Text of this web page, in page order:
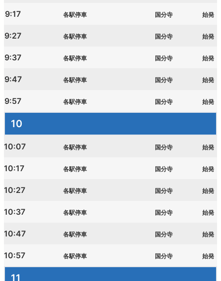
9:17 各駅停車 国分寺 始発
9:27 各駅停車 国分寺 始発
9:37 各駅停車 国分寺 始発
9:47 各駅停車 国分寺 始発
9:57 各駅停車 国分寺 始発
10
10:07 各駅停車 国分寺 始発
10:17 各駅停車 国分寺 始発
10:27 各駅停車 国分寺 始発
10:37 各駅停車 国分寺 始発
10:47 各駅停車 国分寺 始発
10:57 各駅停車 国分寺 始発
11